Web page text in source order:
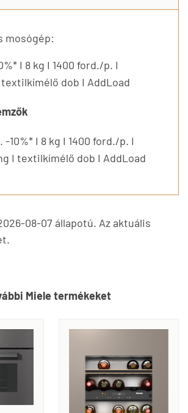
mosógép:
I 8 kg I 1400 ford./p. I
textilkímélő dob I AddLoad
-10%* I 8 kg I 1400 ford./p. I
I textilkímélő dob I AddLoad
08-07 állapotú. Az aktuális
Miele termékeket